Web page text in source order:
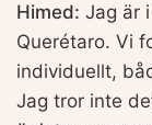
Himed: Jag är
Querétaro. Vi
individuellt,
Jag tror inte